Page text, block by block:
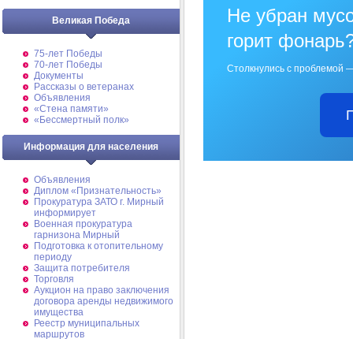
Великая Победа
75-лет Победы
70-лет Победы
Документы
Рассказы о ветеранах
Объявления
«Стена памяти»
«Бессмертный полк»
Информация для населения
Объявления
Диплом «Признательность»
Прокуратура ЗАТО г. Мирный
информирует
Военная прокуратура
гарнизона Мирный
Подготовка к отопительному
периоду
Защита потребителя
Торговля
Аукцион на право заключения
договора аренды недвижимого
имущества
Реестр муниципальных
маршрутов
Не убран
горит
Столкнулись с проблемой